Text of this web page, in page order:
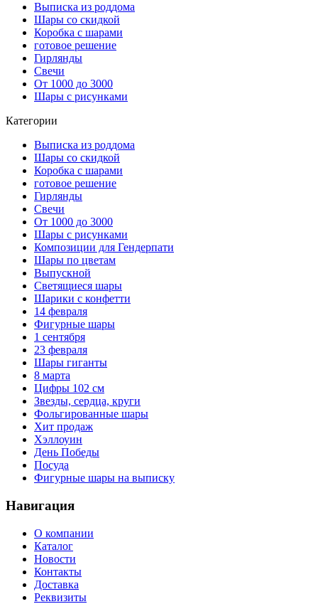
Выписка из роддома
Шары со скидкой
Коробка с шарами
готовое решение
Гирлянды
Свечи
От 1000 до 3000
Шары с рисунками
Категории
Выписка из роддома
Шары со скидкой
Коробка с шарами
готовое решение
Гирлянды
Свечи
От 1000 до 3000
Шары с рисунками
Композиции для Гендерпати
Шары по цветам
Выпускной
Светящиеся шары
Шарики с конфетти
14 февраля
Фигурные шары
1 сентября
23 февраля
Шары гиганты
8 марта
Цифры 102 см
Звезды, сердца, круги
Фольгированные шары
Хит продаж
Хэллоуин
День Победы
Посуда
Фигурные шары на выписку
Навигация
О компании
Каталог
Новости
Контакты
Доставка
Реквизиты